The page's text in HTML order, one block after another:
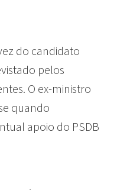
do candidato
pelos
O ex-ministro
quando
apoio do PSDB